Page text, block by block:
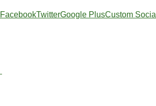
FacebookTwitterGoogle PlusCustom Social